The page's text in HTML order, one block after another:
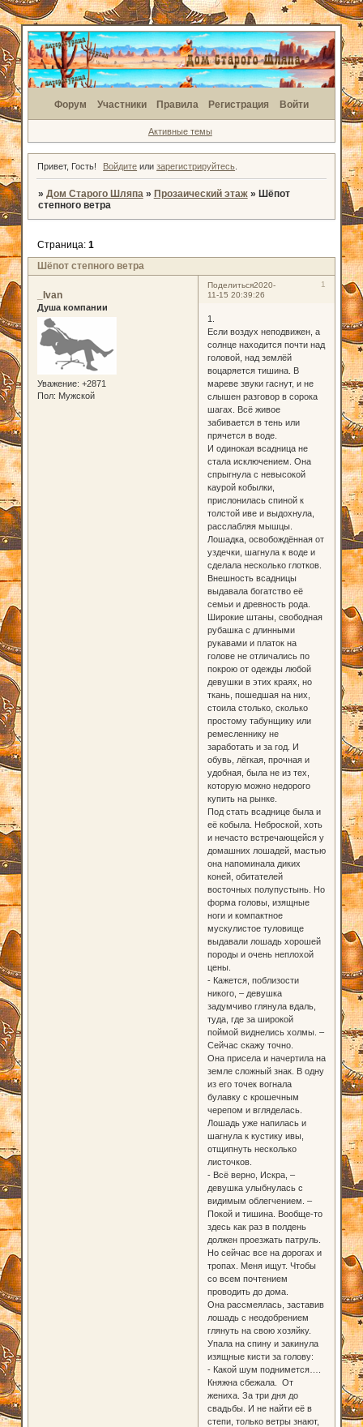
Форум Участники Правила Регистрация Войти
Активные темы
Привет, Гость! Войдите илизарегистрируйтесь
» Дом Старого Шляпа » Прозаический этаж » Шёпот
степного ветра
Шёпот степного ветра
Страница: 1
Поделиться 1
2020-
11-15 20:39:26
_Ivan
Душа компании
Уважение: +2871
Пол: Мужской
1.
Если воздух неподвижен, а
солнце находится почти над
головой, над землёй
воцаряется тишина. В
мареве звуки гаснут, и не
слышен разговор в сорока
шагах. Всё живое
забивается в тень или
прячется в воде.
И одинокая всадница не
стала исключением. Она
спрыгнула с невысокой
каурой кобылки,
прислонилась спиной к
толстой иве и выдохнула,
расслабляя мышцы.
Лошадка, освобождённая от
уздечки, шагнула к воде и
сделала несколько глотков.
Внешность всадницы
выдавала богатство её
семьи и древность рода.
Широкие штаны, свободная
рубашка с длинными
рукавами и платок на
голове не отличались по
покрою от одежды любой
девушки в этих краях, но
ткань, пошедшая на них,
стоила столько, сколько
простому табунщику или
ремесленнику не
заработать и за год. И
обувь, лёгкая, прочная и
удобная, была не из тех,
которую можно недорого
купить на рынке.
Под стать всаднице была и
её кобыла. Неброской, хоть
и нечасто встречающейся у
домашних лошадей, мастью
она напоминала диких
коней, обитателей
восточных полупустынь. Но
форма головы, изящные
ноги и компактное
мускулистое туловище
выдавали лошадь хорошей
породы и очень неплохой
цены.
- Кажется, поблизости
никого, – девушка
задумчиво глянула вдаль,
туда, где за широкой
поймой виднелись холмы. –
Сейчас скажу точно.
Она присела и начертила на
земле сложный знак. В одну
из его точек вогнала
булавку с крошечным
черепом и вгляделась.
Лошадь уже напилась и
шагнула к кустику ивы,
отщипнуть несколько
листочков.
- Всё верно, Искра, –
девушка улыбнулась с
видимым облегчением. –
Покой и тишина. Вообще-то
здесь как раз в полдень
должен проезжать патруль.
Но сейчас все на дорогах и
тропах. Меня ищут. Чтобы
со всем почтением
проводить до дома.
Она рассмеялась, заставив
лошадь с неодобрением
глянуть на свою хозяйку.
Упала на спину и закинула
изящные кисти за голову:
- Какой шум поднимется….
Княжна сбежала. От
жениха. За три дня до
свадьбы. И не найти её в
степи, только ветры знают,